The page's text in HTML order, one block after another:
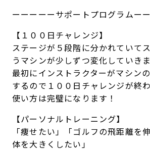
ーーーーーサポートプログラムー
【１００日チャレンジ】
ステージが５段階に分かれていて
うマシンが少しずつ変化していき
最初にインストラクターがマシン
するので１００日チャレンジが終
使い方は完璧になります！
【パーソナルトレーニング】
「痩せたい」「ゴルフの飛距離を
体を大きくしたい」